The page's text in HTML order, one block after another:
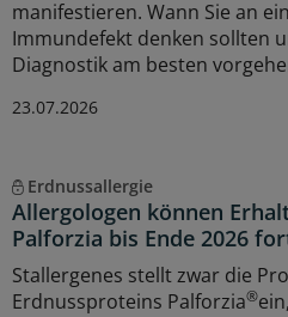
manifestieren. Wann Sie an
Immundefekt denken sollten
Diagnostik am besten
23.07.2026
Erdnussallergie
Allergologen können
Palforzia bis Ende 2026
Stallergenes stellt zwar die
Erdnussproteins Palforzia®